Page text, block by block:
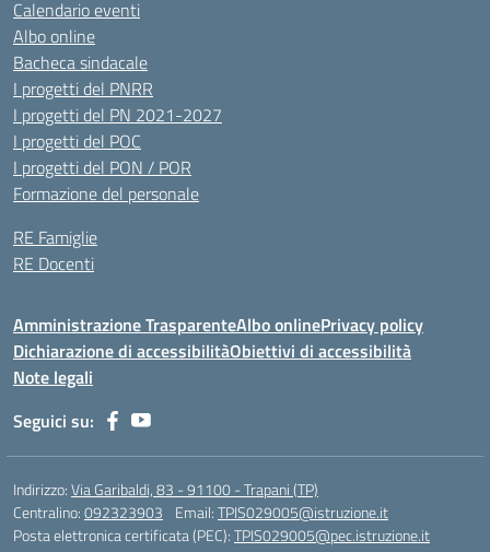
Calendario eventi
Albo online
Bacheca sindacale
I progetti del PNRR
I progetti del PN 2021-2027
I progetti del POC
I progetti del PON / POR
Formazione del personale
RE Famiglie
RE Docenti
Amministrazione TrasparenteAlbo onlinePrivacy policy
Dichiarazione di accessibilitàObiettivi di accessibilità
Note legali
Seguici su:
Indirizzo:Via Garibaldi, 83 - 91100 - Trapani (TP)
Centralino:092323903 Email:TPIS029005@istruzione.it
Posta elettronica certificata (PEC):TPIS029005@pec.istruzione.it